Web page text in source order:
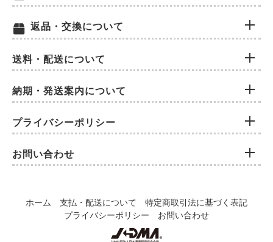
返品・交換について
送料・配送について
納期・発送案内について
プライバシーポリシー
お問い合わせ
ホーム 支払・配送について
特定商取引法に基づく表記
プライバシーポリシー
お問い合わせ